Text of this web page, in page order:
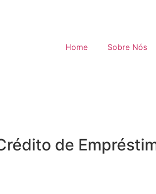
Home Sobre Nós
de